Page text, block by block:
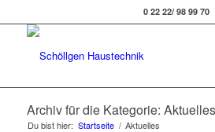
0 22 22/ 98 99 70
Archiv für die Kategorie: Aktuelles
Du bist hier: Startseite / Aktuelles